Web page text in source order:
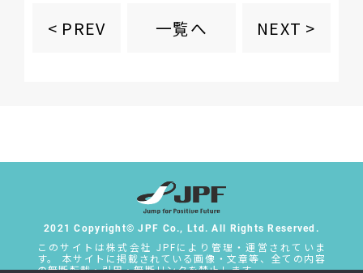
< PREV NEXT >
一覧へ
2021 Copyright© JPF Co., Ltd. All Rights Reserved.
このサイトは株式会社 JPFにより管理・運営されていま
す。 本サイトに掲載されている画像・文章等、全ての内容
の無断転載・引用・無断リンクを禁止します。